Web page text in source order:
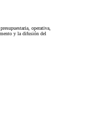
operativa,
y la difusión del